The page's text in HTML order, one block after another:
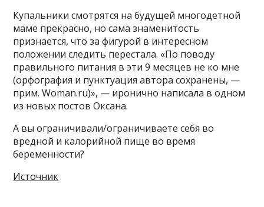
Купальники смотрятся на будущей многодетной
маме прекрасно, но сама знаменитость
признается, что за фигурой в интересном
положении следить перестала. «По поводу
правильного питания в эти 9 месяцев не ко мне
(орфография и пунктуация автора сохранены, —
прим. Woman.ru)», — иронично написала в одном
из новых постов Оксана.
А вы ограничивали/ограничиваете себя во
вредной и калорийной пище во время
беременности?
Источник